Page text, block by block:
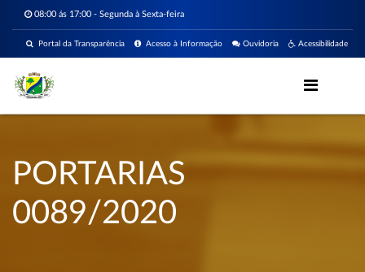
08:00 ás 17:00 - Segunda à Sexta-feira
Acessibilidade
Ouvidoria
Acesso à Informação
Portal da Transparência
PORTARIAS
0089/2020